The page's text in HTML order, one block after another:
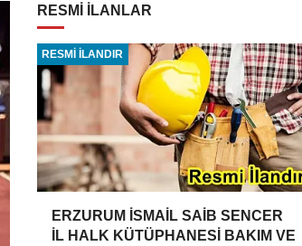
RESMİ İLANLAR
RESMİ İLANDIR
ERZURUM İSMAİL SAİB SENCER
İL HALK KÜTÜPHANESİ BAKIM VE